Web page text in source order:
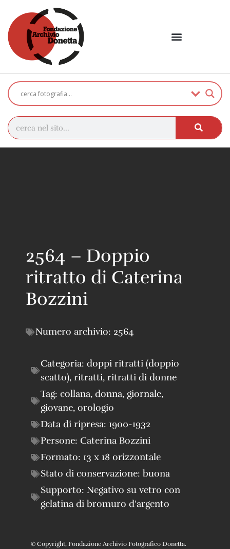
2564 – Doppio
ritratto di Caterina
Bozzini
Numero archivio: 2564
Categoria: doppi ritratti (doppio
scatto), ritratti, ritratti di donne
Tag: collana, donna, giornale,
giovane, orologio
Data di ripresa: 1900-1932
Persone: Caterina Bozzini
Formato: 13 x 18 orizzontale
Stato di conservazione: buona
Supporto: Negativo su vetro con
gelatina di bromuro d'argento
© Copyright, Fondazione Archivio Fotografico Donetta.